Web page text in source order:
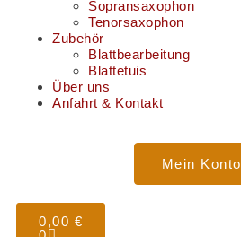
Sopransaxophon
Tenorsaxophon
Zubehör
Blattbearbeitung
Blattetuis
Über uns
Anfahrt & Kontakt
Mein Konto
0,00 €